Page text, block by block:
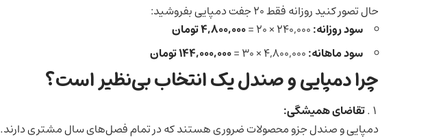
حال تصور کنید روزانه فقط 20 جفت دمپایی بفروشید:
سود روزانه:
4,800,000 تومان
سود ماهانه:
144,000,000 تومان
چرا دمپایی و صندل یک انتخاب بی‌نظیر است؟
تقاضای همیشگی:
دمپایی و صندل جزو محصولات ضروری هستند که در تمام فصل‌های سال مشتری دارند.